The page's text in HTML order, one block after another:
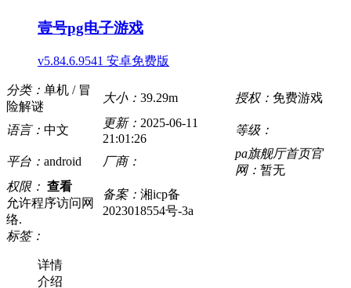
壹号pg电子游戏
v5.84.6.9541 安卓免费版
分类： 单机 / 冒
险解谜
大小： 39.29m 授权： 免费游戏
语言： 中文
更新： 2025-06-11
21:01:26
等级：
平台： android 厂商：
pa旗舰厅首页官
网： 暂无
权限： 查看
允许程序访问网
络.
备案： 湘icp备
2023018554号-3a
标签：
详情
介绍